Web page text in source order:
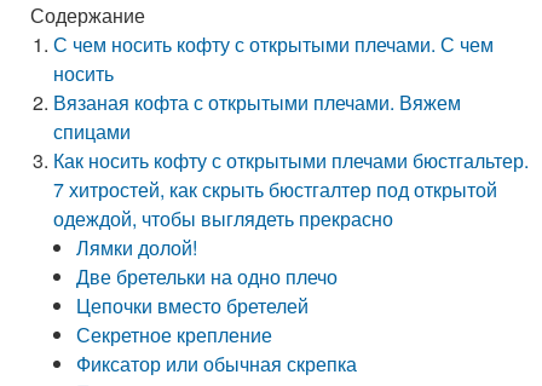
Содержание
С чем носить кофту с открытыми плечами. С чем
носить
Вязаная кофта с открытыми плечами. Вяжем
спицами
Как носить кофту с открытыми плечами бюстгальтер.
7 хитростей, как скрыть бюстгалтер под открытой
одеждой, чтобы выглядеть прекрасно
Лямки долой!
Две бретельки на одно плечо
Цепочки вместо бретелей
Секретное крепление
Фиксатор или обычная скрепка